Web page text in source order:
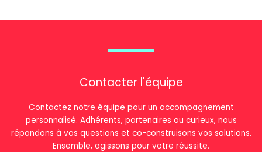
Contacter l'équipe
Contactez notre équipe pour un accompagnement
personnalisé. Adhérents, partenaires ou curieux, nous
répondons à vos questions et co-construisons vos solutions.
Ensemble, agissons pour votre réussite.